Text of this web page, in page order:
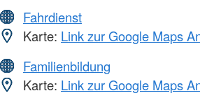
Fahrdienst
Karte: Link zur Google Maps
Familienbildung
Karte: Link zur Google Maps